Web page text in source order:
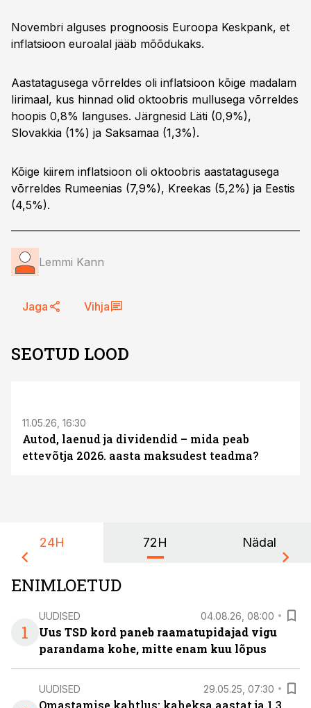
Novembri alguses prognoosis Euroopa Keskpank, et
inflatsioon euroalal jääb mõõdukaks.
Aastatagusega võrreldes oli inflatsioon kõige madalam
Iirimaal, kus hinnad olid oktoobris mullusega võrreldes
hoopis 0,8% languses. Järgnesid Läti (0,9%),
Slovakkia (1%) ja Saksamaa (1,3%).
Kõige kiirem inflatsioon oli oktoobris aastatagusega
võrreldes Rumeenias (7,9%), Kreekas (5,2%) ja Eestis
(4,5%).
Lemmi Kann
Jaga Vihja
SEOTUD LOOD
11.05.26, 16:30
Autod, laenud ja dividendid – mida peab
ettevõtja 2026. aasta maksudest teadma?
24H 72H Nädal
ENIMLOETUD
1
UUDISED 04.08.26, 08:00
Uus TSD kord paneb raamatupidajad vigu
parandama kohe, mitte enam kuu lõpus
UUDISED 29.05.25, 07:30
Omastamise kahtlus: kaheksa aastat ja 1,3